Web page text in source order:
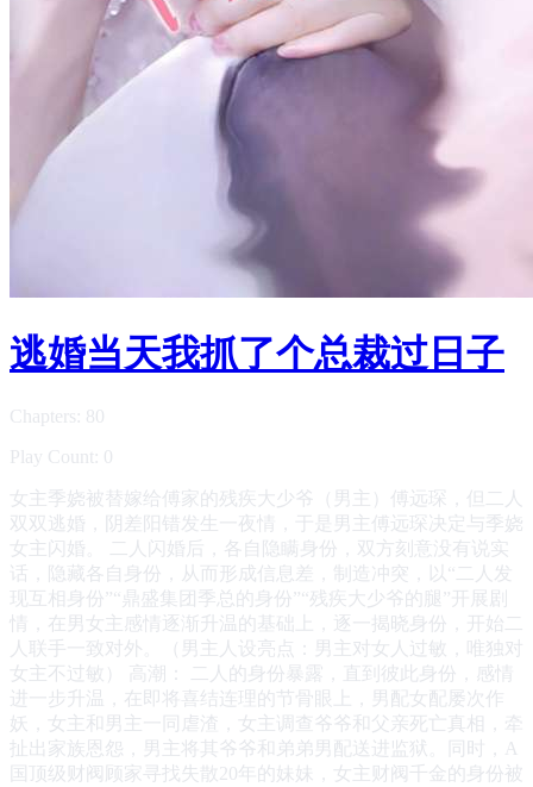
逃婚当天我抓了个总裁过日子
Chapters: 80
Play Count: 0
女主季娆被替嫁给傅家的残疾大少爷（男主）傅远琛，但二人
双双逃婚，阴差阳错发生一夜情，于是男主傅远琛决定与季娆
女主闪婚。 二人闪婚后，各自隐瞒身份，双方刻意没有说实
话，隐藏各自身份，从而形成信息差，制造冲突，以“二人发
现互相身份”“鼎盛集团季总的身份”“残疾大少爷的腿”开展剧
情，在男女主感情逐渐升温的基础上，逐一揭晓身份，开始二
人联手一致对外。（男主人设亮点：男主对女人过敏，唯独对
女主不过敏） 高潮： 二人的身份暴露，直到彼此身份，感情
进一步升温，在即将喜结连理的节骨眼上，男配女配屡次作
妖，女主和男主一同虐渣，女主调查爷爷和父亲死亡真相，牵
扯出家族恩怨，男主将其爷爷和弟弟男配送进监狱。同时，A
国顶级财阀顾家寻找失散20年的妹妹，女主财阀千金的身份被